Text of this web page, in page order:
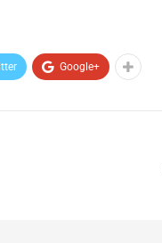
Google+